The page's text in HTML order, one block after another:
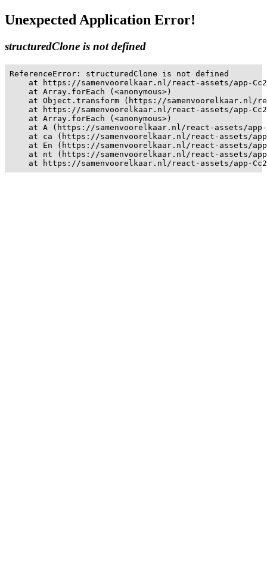
Unexpected Application Error!
structuredClone is not defined
ReferenceError: structuredClone is not defined
at https://samenvoorelkaar.nl/react-assets/app-
    at Array.forEach (<anonymous>)
at Object.transform (https://samenvoorelkaar.nl/
at https://samenvoorelkaar.nl/react-assets/app-
    at Array.forEach (<anonymous>)
at A (https://samenvoorelkaar.nl/react-assets/
at ca (https://samenvoorelkaar.nl/react-assets/
at En (https://samenvoorelkaar.nl/react-assets/
at nt (https://samenvoorelkaar.nl/react-assets/
at https://samenvoorelkaar.nl/react-assets/app-